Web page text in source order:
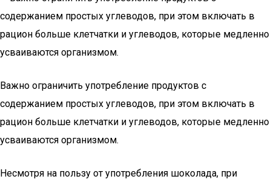
Важно ограничить употребление продуктов с
содержанием простых углеводов, при этом включать в
рацион больше клетчатки и углеводов, которые медленно
усваиваются организмом.
Несмотря на пользу от употребления шоколада, при